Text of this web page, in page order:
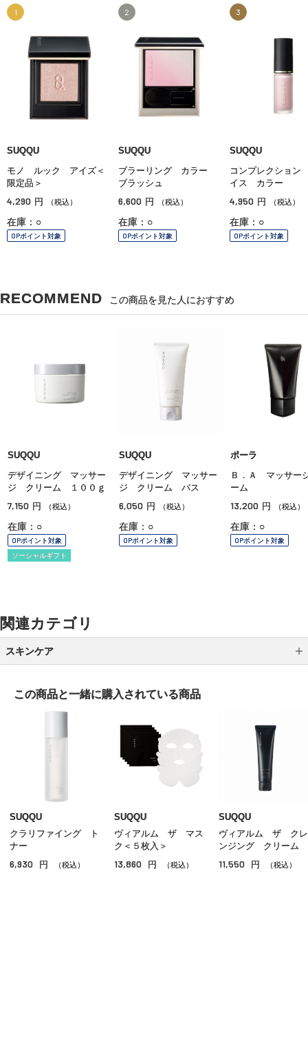
1
SUQQU
モノ ルック アイズ＜
限定品＞
4,290 円 （税込）
在庫：○
OPポイント対象
2
SUQQU
ブラーリング カラー
ブラッシュ
6,600 円 （税込）
在庫：○
OPポイント対象
3
SUQQU
コンプレクショ
イス カラー
4,950 円 （税込）
在庫：○
OPポイント対象
RECOMMEND この商品を見た人におすすめ
SUQQU
デザイニング マッサー
ジ クリーム １００ｇ
7,150 円 （税込）
在庫：○
OPポイント対象
ソーシャルギフト
SUQQU
デザイニング マッサー
ジ クリーム バス
6,050 円 （税込）
在庫：○
OPポイント対象
ポーラ
Ｂ．Ａ マッサー
ーム
13,200 円 （税込）
在庫：○
OPポイント対象
関連カテゴリ
スキンケア
美容液
オイル
アイケア
この商品と一緒に購入されている商品
SUQQU
クラリファイング ト
ナー
6,930 円 （税込）
SUQQU
ヴィアルム ザ マス
ク＜５枚入＞
13,860 円 （税込）
SUQQU
ヴィアルム ザ クレ
ンジング クリーム
11,550 円 （税込）